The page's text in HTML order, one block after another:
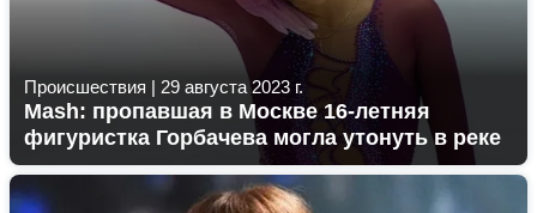
Происшествия | 29 августа 2023 г.
Mash: пропавшая в Москве 16-летняя
фигуристка Горбачева могла утонуть в реке